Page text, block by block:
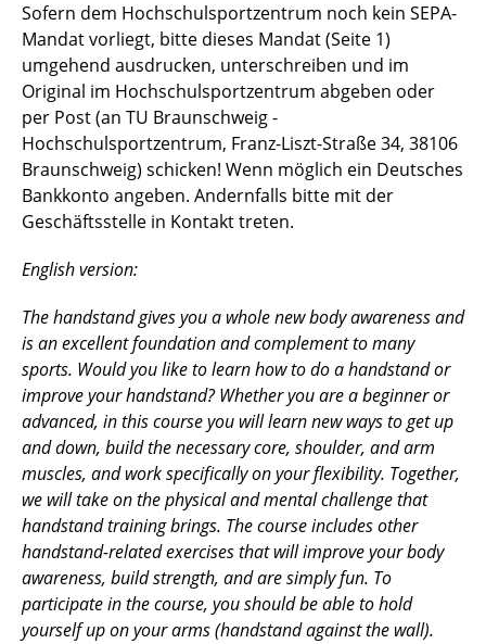
Sofern dem Hochschulsportzentrum noch kein SEPA-
Mandat vorliegt, bitte dieses Mandat (Seite 1)
umgehend ausdrucken, unterschreiben und im
Original im Hochschulsportzentrum abgeben oder
per Post (an TU Braunschweig -
Hochschulsportzentrum, Franz-Liszt-Straße 34, 38106
Braunschweig) schicken! Wenn möglich ein Deutsches
Bankkonto angeben. Andernfalls bitte mit der
Geschäftsstelle in Kontakt treten.
English version:
The handstand gives you a whole new body awareness and
is an excellent foundation and complement to many
sports. Would you like to learn how to do a handstand or
improve your handstand? Whether you are a beginner or
advanced, in this course you will learn new ways to get up
and down, build the necessary core, shoulder, and arm
muscles, and work specifically on your flexibility. Together,
we will take on the physical and mental challenge that
handstand training brings. The course includes other
handstand-related exercises that will improve your body
awareness, build strength, and are simply fun. To
participate in the course, you should be able to hold
yourself up on your arms (handstand against the wall).